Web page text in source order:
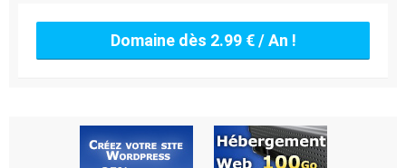
Domaine dès 2.99 € / An !